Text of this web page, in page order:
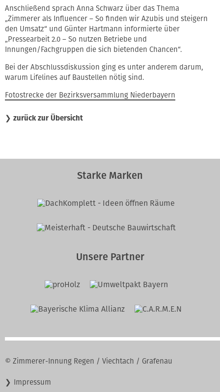
Anschließend sprach Anna Schwarz über das Thema
„Zimmerer als Influencer – So finden wir Azubis und steigern
den Umsatz“ und Günter Hartmann informierte über
„Pressearbeit 2.0 – So nutzen Betriebe und
Innungen/Fachgruppen die sich bietenden Chancen“.
Bei der Abschlussdiskussion ging es unter anderem darum,
warum Lifelines auf Baustellen nötig sind.
Fotostrecke der Bezirksversammlung Niederbayern
❯ zurück zur Übersicht
Starke Marken
Unsere Partner
© Zimmerer-Innung Regen / Viechtach / Grafenau
Navigation
Impressum